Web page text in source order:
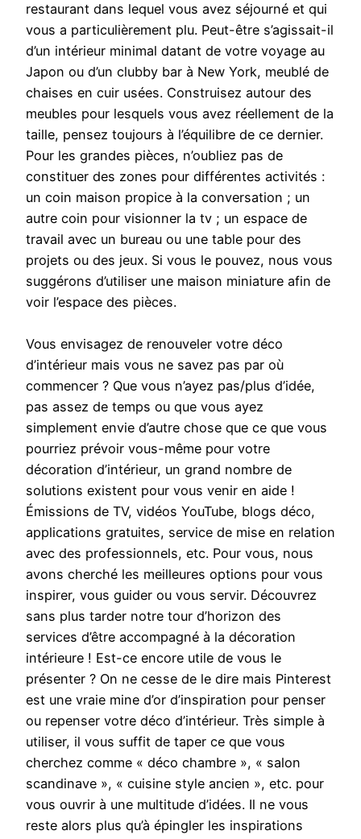
restaurant dans lequel vous avez séjourné et qui
vous a particulièrement plu. Peut-être s’agissait-il
d’un intérieur minimal datant de votre voyage au
Japon ou d’un clubby bar à New York, meublé de
chaises en cuir usées. Construisez autour des
meubles pour lesquels vous avez réellement de la
taille, pensez toujours à l’équilibre de ce dernier.
Pour les grandes pièces, n’oubliez pas de
constituer des zones pour différentes activités :
un coin maison propice à la conversation ; un
autre coin pour visionner la tv ; un espace de
travail avec un bureau ou une table pour des
projets ou des jeux. Si vous le pouvez, nous vous
suggérons d’utiliser une maison miniature afin de
voir l’espace des pièces.
Vous envisagez de renouveler votre déco
d’intérieur mais vous ne savez pas par où
commencer ? Que vous n’ayez pas/plus d’idée,
pas assez de temps ou que vous ayez
simplement envie d’autre chose que ce que vous
pourriez prévoir vous-même pour votre
décoration d’intérieur, un grand nombre de
solutions existent pour vous venir en aide !
Émissions de TV, vidéos YouTube, blogs déco,
applications gratuites, service de mise en relation
avec des professionnels, etc. Pour vous, nous
avons cherché les meilleures options pour vous
inspirer, vous guider ou vous servir. Découvrez
sans plus tarder notre tour d’horizon des
services d’être accompagné à la décoration
intérieure ! Est-ce encore utile de vous le
présenter ? On ne cesse de le dire mais Pinterest
est une vraie mine d’or d’inspiration pour penser
ou repenser votre déco d’intérieur. Très simple à
utiliser, il vous suffit de taper ce que vous
cherchez comme « déco chambre », « salon
scandinave », « cuisine style ancien », etc. pour
vous ouvrir à une multitude d’idées. Il ne vous
reste alors plus qu’à épingler les inspirations